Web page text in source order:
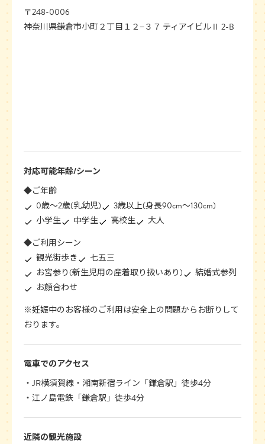
〒248-0006
神奈川県鎌倉市小町２丁目１２−３７ ティアイビルⅡ 2-B
対応可能年齢/シーン
◆ご年齢
0歳〜2歳(乳幼児)
3歳以上(身長90cm〜130cm)
小学生
中学生 高校生
大人
◆ご利用シーン
観光街歩き
七五三
お宮参り(新生児用の産着取り扱いあり)
結婚式参列
お顔合わせ
※妊娠中のお客様のご利用は安全上の問題からお断りして
おります。
電車でのアクセス
JR横須賀線・湘南新宿ライン「鎌倉駅」徒歩4分
江ノ島電鉄「鎌倉駅」徒歩4分
近隣の観光施設